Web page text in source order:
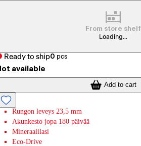
From store shelf
Loading...
Ready to ship0 pcs
available
Add to cart
Rungon leveys 23,5 mm
Akunkesto jopa 180 päivää
Mineraalilasi
Eco-Drive